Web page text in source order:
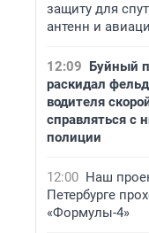
защиту для
антенн и
12:09 Буйный
раскидал
водителя
справляться с
полиции
12:00 Наш
Петербурге
«Формулы-4»